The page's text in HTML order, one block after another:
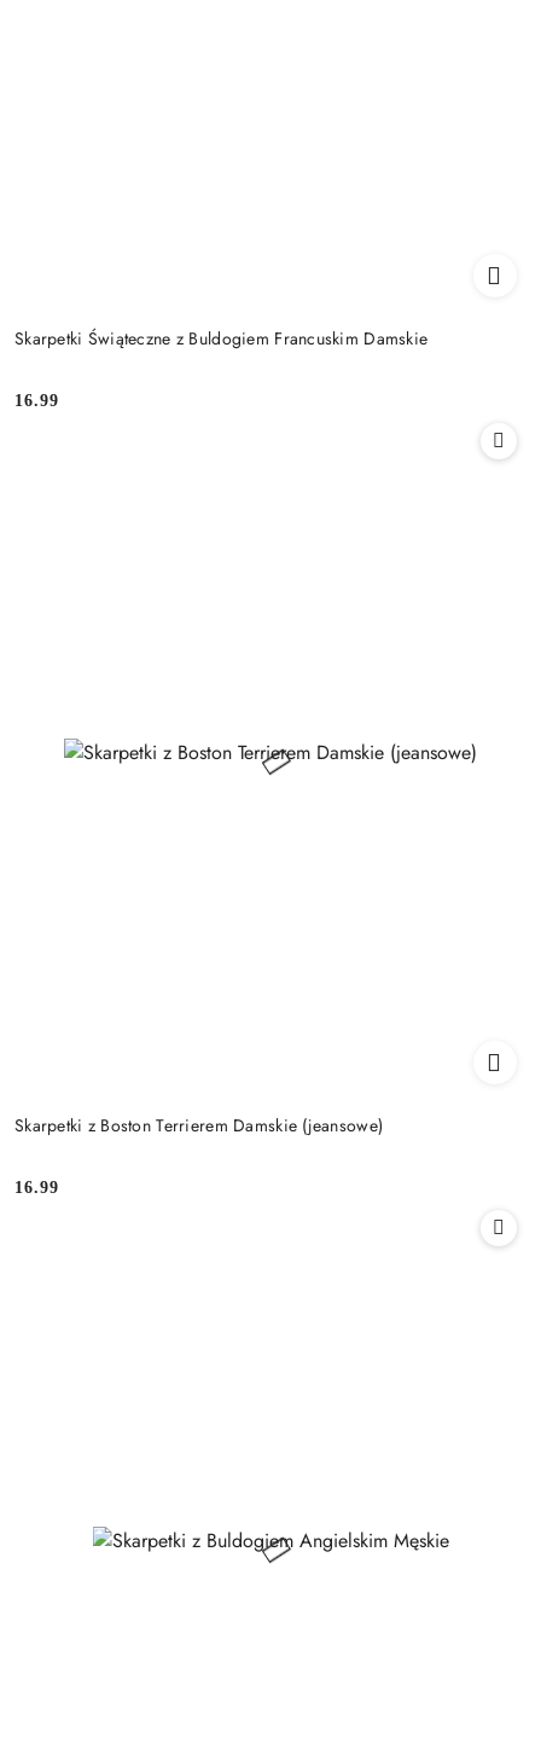
Skarpetki Świąteczne z Buldogiem Francuskim Damskie
Cena:
16.99
Skarpetki z Boston Terrierem Damskie (jeansowe)
Cena:
16.99